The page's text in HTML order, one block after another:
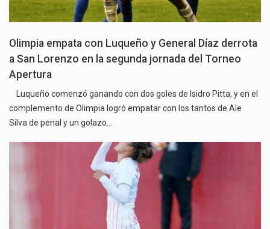
Olimpia empata con Luqueño y General Díaz derrota
a San Lorenzo en la segunda jornada del Torneo
Apertura
Luqueño comenzó ganando con dos goles de Isidro Pitta, y en el
complemento de Olimpia logró empatar con los tantos de Ale
Silva de penal y un golazo…